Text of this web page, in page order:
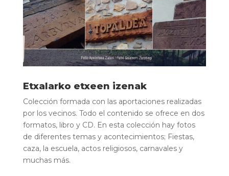
Etxalarko etxeen izenak
Colección formada con las aportaciones realizadas
por los vecinos. Todo el contenido se ofrece en dos
formatos, libro y CD. En esta colección hay fotos
de diferentes temas y acontecimientos; Fiestas,
caza, la escuela, actos religiosos, carnavales y
muchas más.